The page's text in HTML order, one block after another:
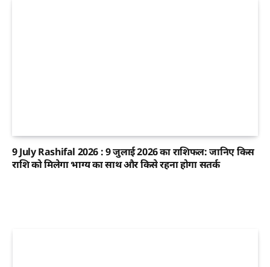
9 July Rashifal 2026 : 9 जुलाई 2026 का राशिफल: जानिए किस
राशि को मिलेगा भाग्य का साथ और किसे रहना होगा सतर्क